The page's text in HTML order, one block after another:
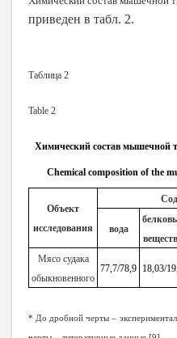
приведен в табл. 2.
Таблица 2
Table 2
Химический состав мышечной
Chemical composition of the
Объект
исследования
вода
Мясо судака
обыкновенного
77,7/78,9 18,03/
* До дробной черты –